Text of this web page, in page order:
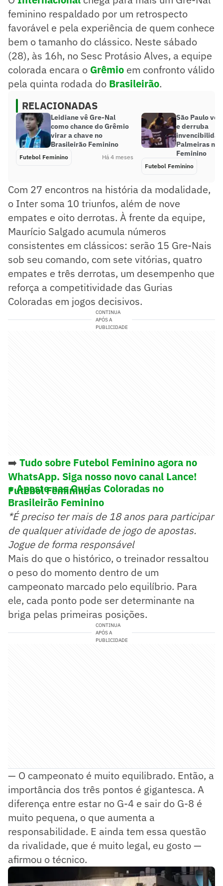
feminino respaldado por um retrospecto
favorável e pela experiência de quem conhece
bem o tamanho do clássico. Neste sábado
(28), às 16h, no Sesc Protásio Alves, a equipe
colorada encara o Grêmio em confronto válido
pela quinta rodada do Brasileirão.
RELACIONADAS
Leidiane vê Gre-Nal
como chance do Grêmio
virar a chave no
Brasileirão Feminino
Futebol Feminino Há 4 meses
São Paulo
e derruba
Palmeiras no
Feminino
Futebol Feminino
Com 27 encontros na história da modalidade,
o Inter soma 10 triunfos, além de nove
empates e oito derrotas. À frente da equipe,
Maurício Salgado acumula números
consistentes em clássicos: serão 15 Gre-Nais
sob seu comando, com sete vitórias, quatro
empates e três derrotas, um desempenho que
reforça a competitividade das Gurias
Coloradas em jogos decisivos.
CONTINUA
APÓS A
PUBLICIDADE
➡️ Tudo sobre Futebol Feminino agora no
WhatsApp. Siga nosso novo canal Lance!
Futebol Feminino
+ Aposte nas Gurias Coloradas no
Brasileirão Feminino
*É preciso ter mais de 18 anos para participar
de qualquer atividade de jogo de apostas.
Jogue de forma responsável
Mais do que o histórico, o treinador ressaltou
o peso do momento dentro de um
campeonato marcado pelo equilíbrio. Para
ele, cada ponto pode ser determinante na
briga pelas primeiras posições.
CONTINUA
APÓS A
PUBLICIDADE
— O campeonato é muito equilibrado. Então, a
importância dos três pontos é gigantesca. A
diferença entre estar no G-4 e sair do G-8 é
muito pequena, o que aumenta a
responsabilidade. E ainda tem essa questão
da rivalidade, que é muito legal, eu gosto —
afirmou o técnico.